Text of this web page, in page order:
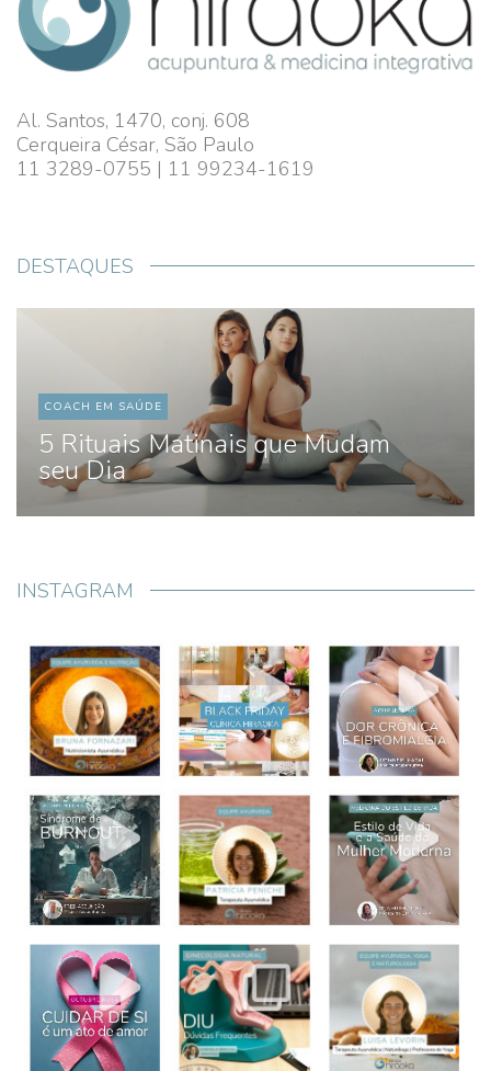
Al. Santos, 1470, conj. 608
Cerqueira César, São Paulo
11 3289-0755 | 11 99234-1619
DESTAQUES
COACH EM SAÚDE
5 Rituais Matinais que Mudam
seu Dia
INSTAGRAM